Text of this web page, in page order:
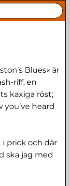
Blues« är
riff, en
kaxiga röst;
you’ve heard
i prick och där
ska jag med